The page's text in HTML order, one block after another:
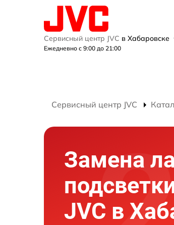
Сервисный центр JVC в Хабаровске
Ежедневно с 9:00 до 21:00
Сервисный центр JVC
Замена
JVC в